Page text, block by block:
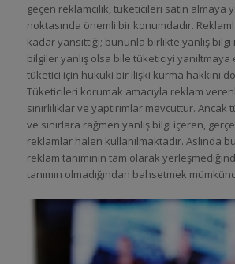
geçen reklamcılık, tüketicileri satın almaya
noktasında önemli bir konumdadır.
kadar yansıttığı; bununla birlikte yanlış
bilgiler yanlış olsa bile tüketiciyi
tüketici için hukuki bir ilişki kurma hakkını
Tüketicileri korumak amacıyla reklam
sınırlılıklar ve yaptırımlar mevcuttur. Ancak
ve sınırlara rağmen yanlış bilgi içeren,
reklamlar halen kullanılmaktadır. Aslında
reklam tanımının tam olarak
tanımın olmadığından bahsetmek